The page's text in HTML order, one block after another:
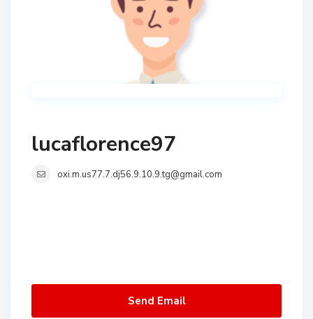
lucaflorence97
oxi.m.us77.7.dj56.9.10.9.tg@gmail.com
Send Email